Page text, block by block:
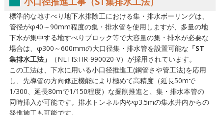
標準的な地すべり地下水排除工における集・排水ボーリングは、
管径がφ40～90mm程度の集・排水管を使用しますが、多量の地
下水が集中する地すべりブロック等で大容量の集・排水が必要な
場合は、φ300～600mmの大口径集・排水管を設置可能な 「ST
集排水工法」
（NETIS:HR-990020-V）が採用されています。
この工法は、下水に用いる小口径推進工(鋼管さや管工法)を応用
し、先導管の方向修正機能により極めて高精度（延長50mで
1/300、延長80mで1/150程度）な掘削推進と、集・排水本管の
同時挿入が可能です。排水トンネル内やφ3.5mの集水井内からの
発進施工も可能です。